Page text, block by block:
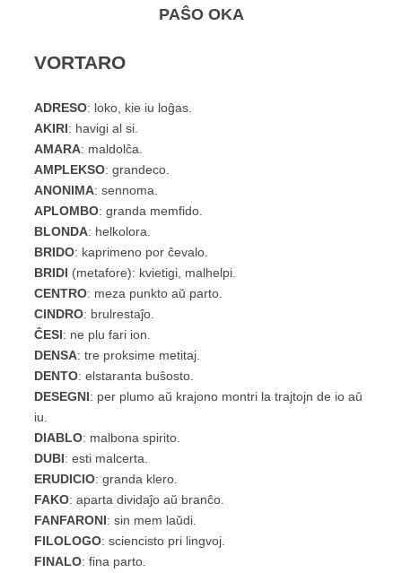
PAŜO OKA
VORTARO
ADRESO: loko, kie iu loĝas.
AKIRI: havigi al si.
AMARA: maldolĉa.
AMPLEKSO: grandeco.
ANONIMA: sennoma.
APLOMBO: granda memfido.
BLONDA: helkolora.
BRIDO: kaprimeno por ĉevalo.
BRIDI (metafore): kvietigi, malhelpi.
CENTRO: meza punkto aŭ parto.
CINDRO: brulrestaĵo.
ĈESI: ne plu fari ion.
DENSA: tre proksime metitaj.
DENTO: elstaranta buŝosto.
DESEGNI: per plumo aŭ krajono montri la trajtojn de io aŭ
iu.
DIABLO: malbona spirito.
DUBI: esti malcerta.
ERUDICIO: granda klero.
FAKO: aparta dividaĵo aŭ branĉo.
FANFARONI: sin mem laŭdi.
FILOLOGO: sciencisto pri lingvoj.
FINALO: fina parto.